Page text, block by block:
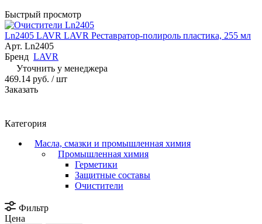
Быстрый просмотр
Ln2405 LAVR LAVR Реставратор-полироль пластика, 255 мл
Арт. Ln2405
Бренд LAVR
Уточнить у менеджера
469.14 руб. / шт
Заказать
Категория
Масла, смазки и промышленная химия
Промышленная химия
Герметики
Защитные составы
Очистители
Фильтр
Цена